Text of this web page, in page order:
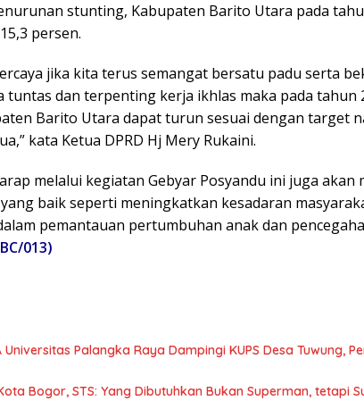
stunting, Kabupaten Barito Utara pada
persen.
jika kita terus semangat bersatu padu serta
tuntas dan terpenting kerja ikhlas maka pada tahun
Barito Utara dapat turun sesuai dengan target
kata Ketua DPRD Hj Mery Rukaini.
melalui kegiatan Gebyar Posyandu ini juga akan
baik seperti meningkatkan kesadaran
pemantauan pertumbuhan anak dan
013)
Universitas Palangka Raya Dampingi KUPS Desa Tuwung,
Bogor, STS: Yang Dibutuhkan Bukan Superman, tetapi